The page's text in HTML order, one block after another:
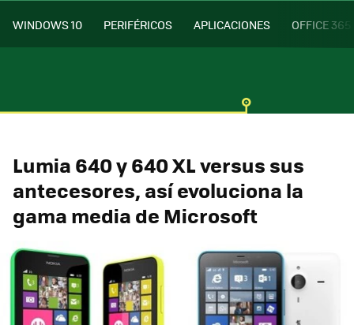
WINDOWS 10 PERIFÉRICOS APLICACIONES OFFICE 365
Lumia 640 y 640 XL versus sus
antecesores, así evoluciona la
gama media de Microsoft